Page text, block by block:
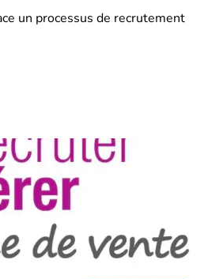
un processus de recrutement